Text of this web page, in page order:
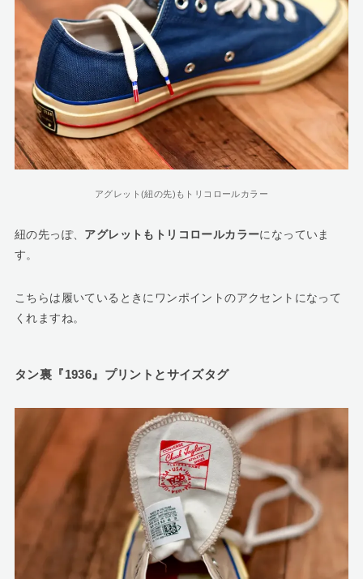
アグレット(紐の先)もトリコロールカラー
紐の先っぽ、 アグレットもトリコロールカラーになっていま
す。
こちらは履いているときにワンポイントのアクセントになって
くれますね。
タン裏『1936』プリントとサイズタグ